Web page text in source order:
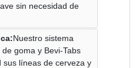
sin necesidad de
Nuestro sistema
goma y Bevi-Tabs
sus líneas de cerveza y